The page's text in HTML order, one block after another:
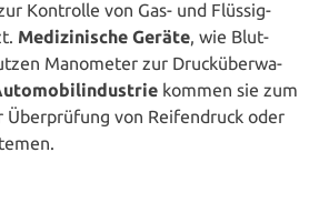
Kontrolle von Gas- und Flüs­sig­
Medi­zi­ni­sche Geräte, wie Blut­
Manometer zur Druck­über­wa­
kommen sie zum
Über­prü­fung von Rei­fen­druck oder